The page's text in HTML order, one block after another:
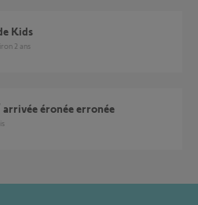
Kids
2 ans
éronée erronée